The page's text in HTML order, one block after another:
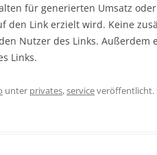
für generierten Umsatz
den Link erzielt wird. Keine
Nutzer des Links. Außerdem
Links.
unter privates,serviceveröffentlicht.